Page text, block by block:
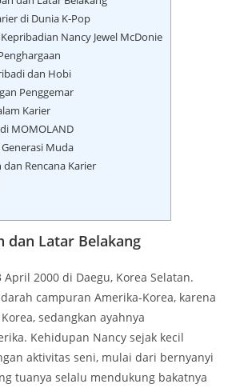
di Dunia K-Pop
Nancy Jewel McDonie
dan Hobi
Penggemar
Karier
MOMOLAND
Muda
Rencana Karier
dan Latar Belakang
2000 di Daegu, Korea Selatan.
campuran Amerika-Korea, karena
sedangkan ayahnya
Kehidupan Nancy sejak kecil
aktivitas seni, mulai dari bernyanyi
tuanya selalu mendukung bakatnya